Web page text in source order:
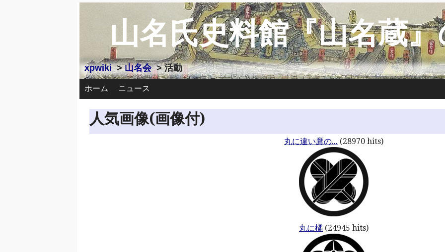
山名氏史料館『山名蔵
xpwiki>山名会> 活動
ホーム ニュース
人気画像(画像付)
丸に違い鷹の... (28970 hits)
丸に橘 (24945 hits)